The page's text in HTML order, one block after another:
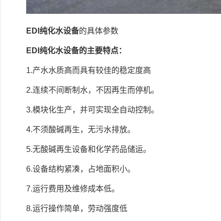
EDI纯化水设备的具体参数
EDI纯化水设备的主要特点：
1.产水水质高而具有较佳的稳定度高
2.连续不间断制水，不因再生而停机。
3.模块化生产，并可实现全自动控制。
4.不须酸碱再生，无污水排放。
5.无酸碱再生设备和化学药品储运。
6.设备结构紧凑，占地面积小。
7.运行费用及维修成本低。
8.运行操作简单，劳动强度低